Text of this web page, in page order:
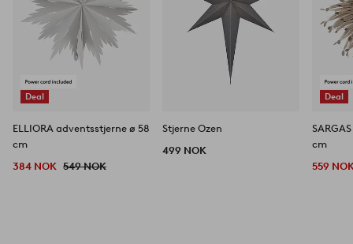
Deal
ELLIORA adventsstjerne ø 58
cm
384 NOK 549 NOK
Stjerne Ozen
499 NOK
Deal
cm
559